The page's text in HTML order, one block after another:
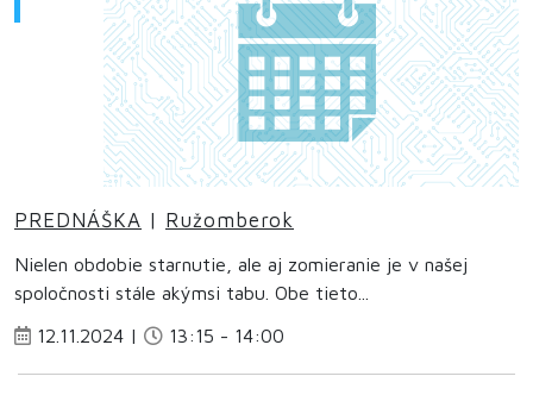
PREDNÁŠKA | Ružomberok
Nielen obdobie starnutie, ale aj zomieranie je v našej
spoločnosti stále akýmsi tabu. Obe tieto...
12.11.2024 |
13:15 - 14:00